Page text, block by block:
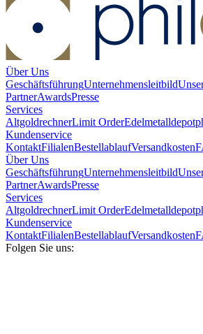
Über Uns
GeschäftsführungUnternehmensleitbild
PartnerAwardsPresse
Services
AltgoldrechnerLimit OrderEdelmetalldepot
Kundenservice
KontaktFilialenBestellablaufVersandkosten
Über Uns
GeschäftsführungUnternehmensleitbild
PartnerAwardsPresse
Services
AltgoldrechnerLimit OrderEdelmetalldepot
Kundenservice
KontaktFilialenBestellablaufVersandkosten
Folgen Sie uns: